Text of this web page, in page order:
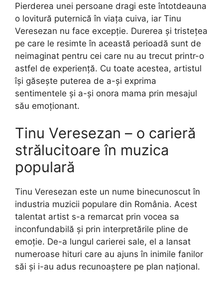
Pierderea unei persoane dragi este întotdeauna
o lovitură puternică în viața cuiva, iar Tinu
Veresezan nu face excepție. Durerea și tristețea
pe care le resimte în această perioadă sunt de
neimaginat pentru cei care nu au trecut printr-o
astfel de experiență. Cu toate acestea, artistul
își găsește puterea de a-și exprima
sentimentele și a-și onora mama prin mesajul
său emoționant.
Tinu Veresezan – o carieră
strălucitoare în muzica
populară
Tinu Veresezan este un nume binecunoscut în
industria muzicii populare din România. Acest
talentat artist s-a remarcat prin vocea sa
inconfundabilă și prin interpretările pline de
emoție. De-a lungul carierei sale, el a lansat
numeroase hituri care au ajuns în inimile fanilor
săi și i-au adus recunoaștere pe plan național.